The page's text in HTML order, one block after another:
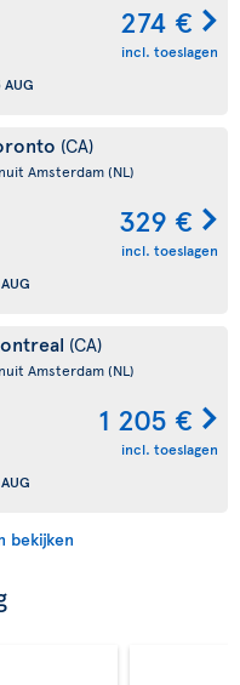
274 €
incl. toeslagen
AUG
(CA)
Amsterdam(NL)
329 €
incl. toeslagen
(CA)
Amsterdam(NL)
1 205 €
incl. toeslagen
bekijken